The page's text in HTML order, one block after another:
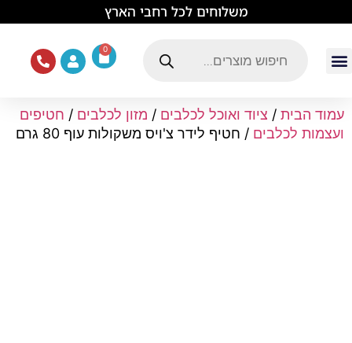
משלוחים לכל רחבי הארץ
0
עמוד הבית / ציוד ואוכל לכלבים / מזון לכלבים / חטיפים
ועצמות לכלבים / חטיף לידר צ'ויס משקולות עוף 80 גרם